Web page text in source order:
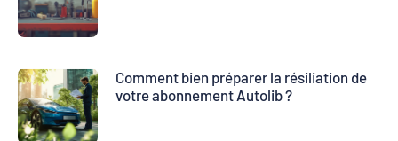
Comment bien préparer la résiliation de
votre abonnement Autolib ?